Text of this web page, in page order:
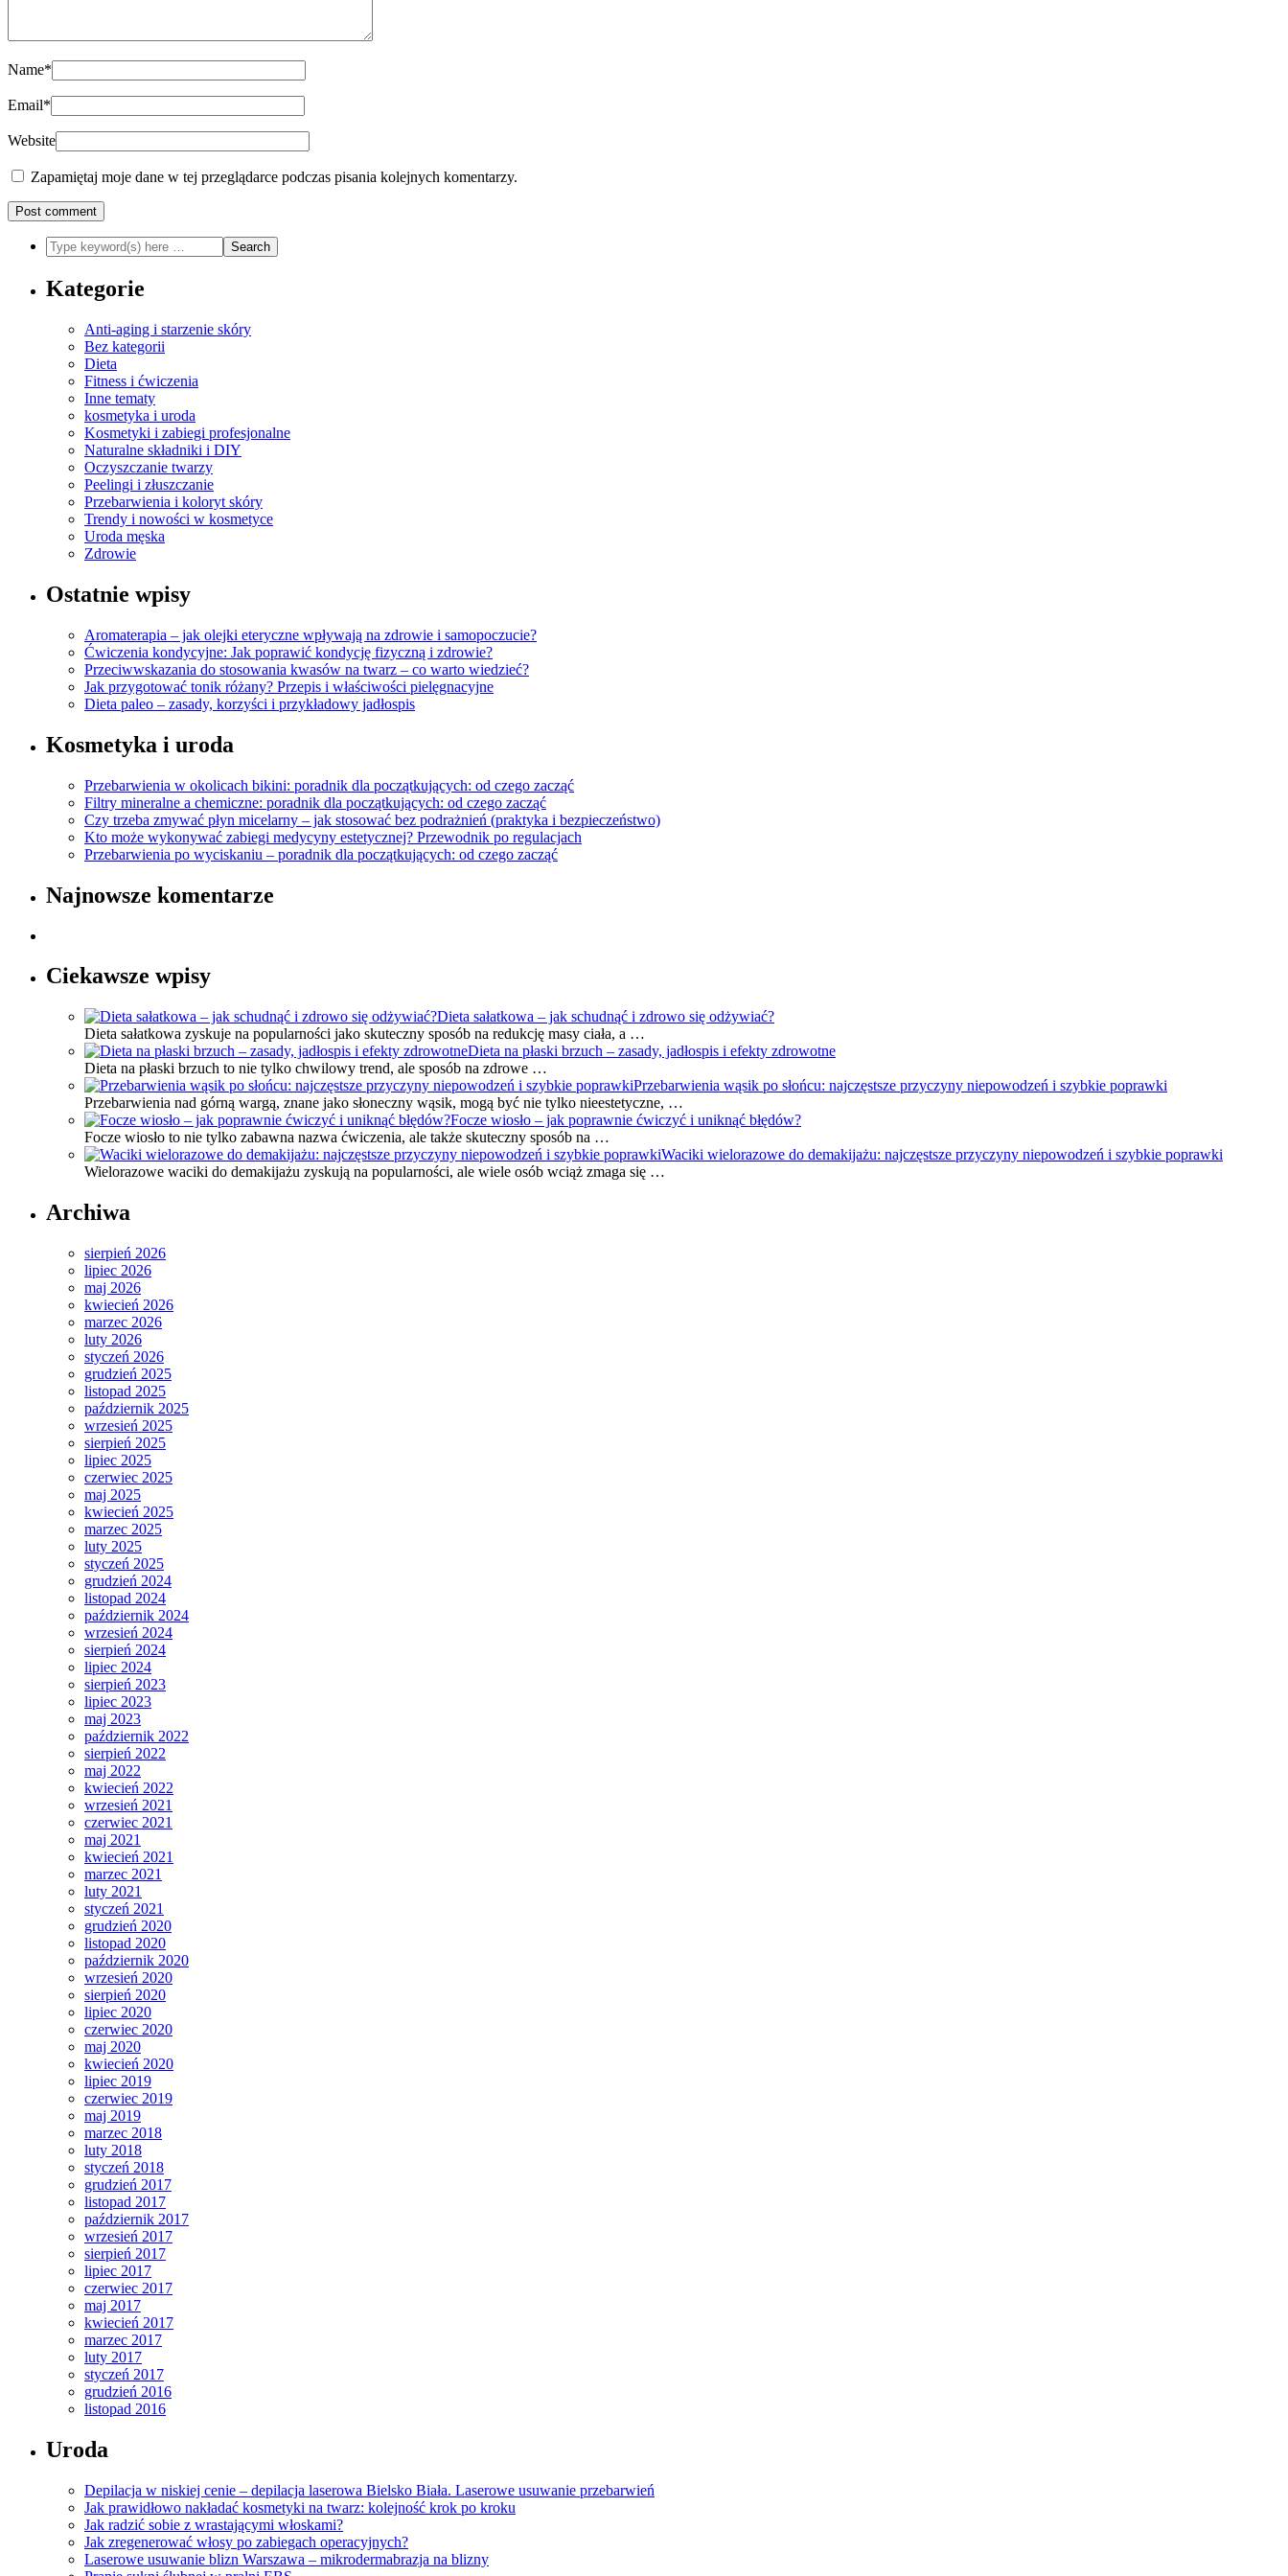
Name*
Email*
Website
Zapamiętaj moje dane w tej przeglądarce podczas pisania kolejnych komentarzy.
Kategorie
Anti-aging i starzenie skóry
Bez kategorii
Dieta
Fitness i ćwiczenia
Inne tematy
kosmetyka i uroda
Kosmetyki i zabiegi profesjonalne
Naturalne składniki i DIY
Oczyszczanie twarzy
Peelingi i złuszczanie
Przebarwienia i koloryt skóry
Trendy i nowości w kosmetyce
Uroda męska
Zdrowie
Ostatnie wpisy
Aromaterapia – jak olejki eteryczne wpływają na zdrowie i samopoczucie?
Ćwiczenia kondycyjne: Jak poprawić kondycję fizyczną i zdrowie?
Przeciwwskazania do stosowania kwasów na twarz – co warto wiedzieć?
Jak przygotować tonik różany? Przepis i właściwości pielęgnacyjne
Dieta paleo – zasady, korzyści i przykładowy jadłospis
Kosmetyka i uroda
Przebarwienia w okolicach bikini: poradnik dla początkujących: od czego zacząć
Filtry mineralne a chemiczne: poradnik dla początkujących: od czego zacząć
Czy trzeba zmywać płyn micelarny – jak stosować bez podrażnień (praktyka i bezpieczeństwo)
Kto może wykonywać zabiegi medycyny estetycznej? Przewodnik po regulacjach
Przebarwienia po wyciskaniu – poradnik dla początkujących: od czego zacząć
Najnowsze komentarze
Ciekawsze wpisy
Dieta sałatkowa – jak schudnąć i zdrowo się odżywiać?
Dieta sałatkowa zyskuje na popularności jako skuteczny sposób na redukcję masy ciała, a …
Dieta na płaski brzuch – zasady, jadłospis i efekty zdrowotne
Dieta na płaski brzuch to nie tylko chwilowy trend, ale sposób na zdrowe …
Przebarwienia wąsik po słońcu: najczęstsze przyczyny niepowodzeń i szybkie poprawki
Przebarwienia nad górną wargą, znane jako słoneczny wąsik, mogą być nie tylko nieestetyczne, …
Focze wiosło – jak poprawnie ćwiczyć i uniknąć błędów?
Focze wiosło to nie tylko zabawna nazwa ćwiczenia, ale także skuteczny sposób na …
Waciki wielorazowe do demakijażu: najczęstsze przyczyny niepowodzeń i szybkie poprawki
Wielorazowe waciki do demakijażu zyskują na popularności, ale wiele osób wciąż zmaga się …
Archiwa
sierpień 2026
lipiec 2026
maj 2026
kwiecień 2026
marzec 2026
luty 2026
styczeń 2026
grudzień 2025
listopad 2025
październik 2025
wrzesień 2025
sierpień 2025
lipiec 2025
czerwiec 2025
maj 2025
kwiecień 2025
marzec 2025
luty 2025
styczeń 2025
grudzień 2024
listopad 2024
październik 2024
wrzesień 2024
sierpień 2024
lipiec 2024
sierpień 2023
lipiec 2023
maj 2023
październik 2022
sierpień 2022
maj 2022
kwiecień 2022
wrzesień 2021
czerwiec 2021
maj 2021
kwiecień 2021
marzec 2021
luty 2021
styczeń 2021
grudzień 2020
listopad 2020
październik 2020
wrzesień 2020
sierpień 2020
lipiec 2020
czerwiec 2020
maj 2020
kwiecień 2020
lipiec 2019
czerwiec 2019
maj 2019
marzec 2018
luty 2018
styczeń 2018
grudzień 2017
listopad 2017
październik 2017
wrzesień 2017
sierpień 2017
lipiec 2017
czerwiec 2017
maj 2017
kwiecień 2017
marzec 2017
luty 2017
styczeń 2017
grudzień 2016
listopad 2016
Uroda
Depilacja w niskiej cenie – depilacja laserowa Bielsko Biała. Laserowe usuwanie przebarwień
Jak prawidłowo nakładać kosmetyki na twarz: kolejność krok po kroku
Jak radzić sobie z wrastającymi włoskami?
Jak zregenerować włosy po zabiegach operacyjnych?
Laserowe usuwanie blizn Warszawa – mikrodermabrazja na blizny